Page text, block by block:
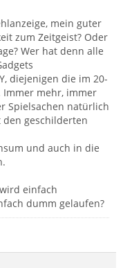
mein guter
zum Zeitgeist? Oder
Wer hat denn alle
diejenigen die im 20-
Immer mehr, immer
Spielsachen natürlich
geschilderten
und auch in die
einfach
dumm gelaufen?